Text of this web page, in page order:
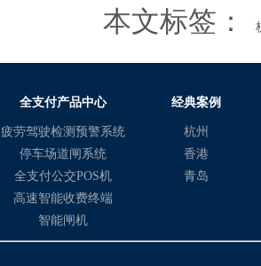
本文标签：
全支付产品中心
疲劳驾驶检测预警系统
停车场道闸系统
全支付公交POS机
高速智能收费终端
智能闸机
经典案例
杭州
香港
青岛